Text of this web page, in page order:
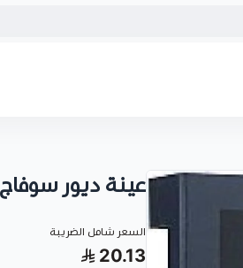
عينة ديور
السعر شامل الضريبة
20.13